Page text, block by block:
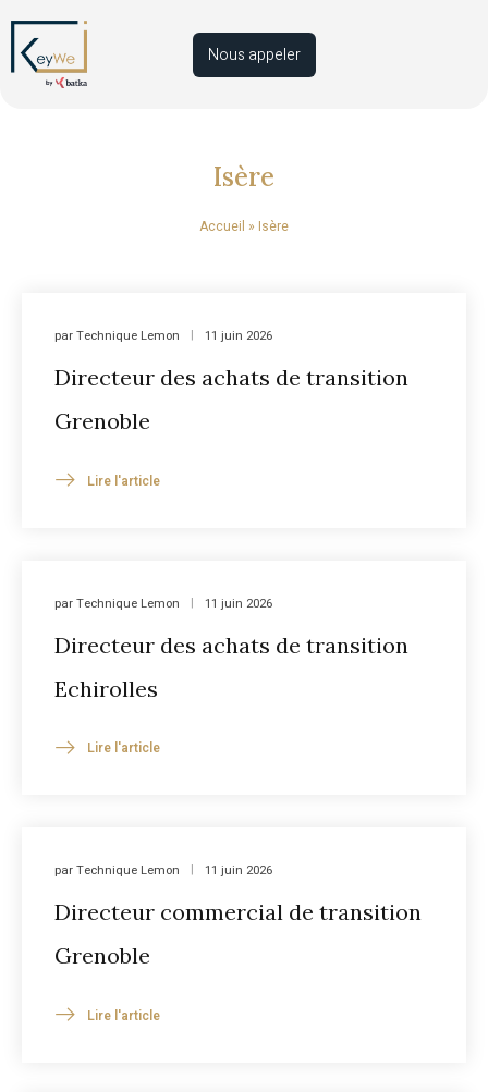
Nous appeler
Isère
Accueil » Isère
parTechnique Lemon 11 juin 2026
Directeur des achats de transition
Grenoble
Lire l'article
parTechnique Lemon 11 juin 2026
Directeur des achats de transition
Echirolles
Lire l'article
parTechnique Lemon 11 juin 2026
Directeur commercial de transition
Grenoble
Lire l'article